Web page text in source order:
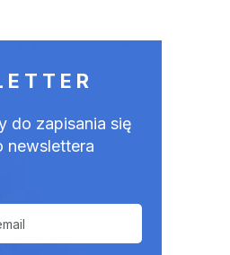
do zapisania się
newslettera